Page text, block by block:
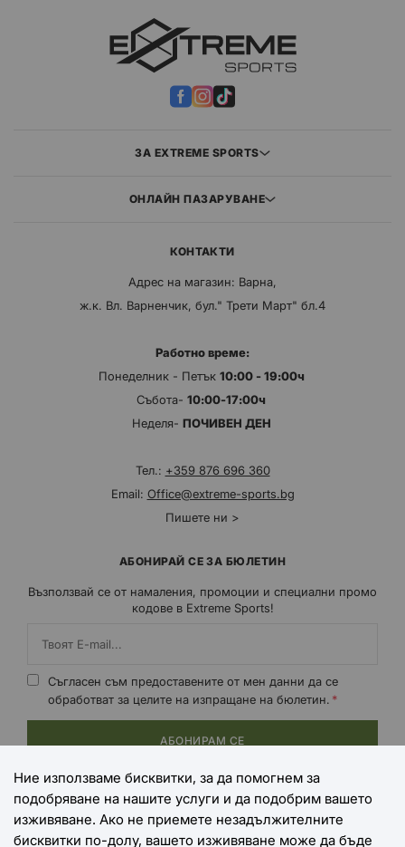
ЗА EXTREME SPORTS
ОНЛАЙН ПАЗАРУВАНЕ
КОНТАКТИ
Адрес на магазин: Варна,
ж.к. Вл. Варненчик, бул." Трети Март" бл.4
Работно време:
Понеделник - Петък 10:00 - 19:00ч
Събота- 10:00-17:00ч
Неделя- ПОЧИВЕН ДЕН
Тел.: +359 876 696 360
Email: Office@extreme-sports.bg
Пишете ни >
АБОНИРАЙ СЕ ЗА БЮЛЕТИН
Възползвай се от намаления, промоции и специални промо
кодове в Extreme Sports!
Съгласен съм предоставените от мен данни да се
обработват за целите на изпращане на бюлетин.
АБОНИРАМ СЕ
НАЧИНИ НА ПЛАЩАНЕ
Ние използваме бисквитки, за да помогнем за
подобряване на нашите услуги и да подобрим вашето
изживяване. Ако не приемете незадължителните
бисквитки по-долу, вашето изживяване може да бъде